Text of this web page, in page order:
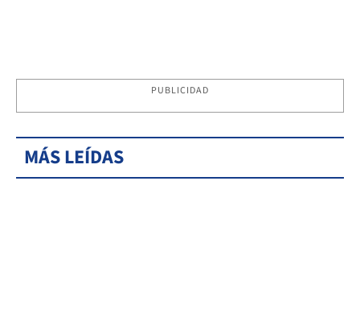
PUBLICIDAD
MÁS LEÍDAS